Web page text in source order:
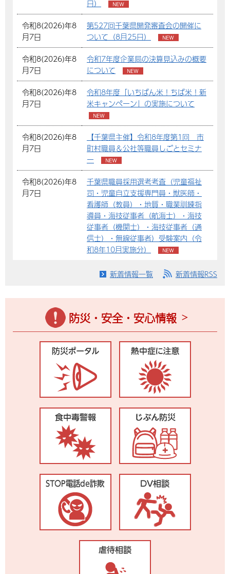
日）
令和8(2026)年8
月7日
第527回千葉県開発審査会の開催に
ついて（8月25日）
令和8(2026)年8
月7日
令和7年度企業局の決算見込みの概要
について
令和8(2026)年8
月7日
令和8年度「いちばん米！ちば米！新
米キャンペーン」の実施について
令和8(2026)年8
月7日
【千葉県主催】令和8年度第1回 市
町村職員＆公社等職員しごとセミナ
ー
令和8(2026)年8
月7日
千葉県職員採用選考考査（児童福祉
司・児童自立支援専門員・獣医師・
看護師（教員）・地質・職業訓練指
導員・海技従事者（航海士）・海技
従事者（機関士）・海技従事者（通
信士）・無線従事者）受験案内（令
和8年10月実施分）
新着情報一覧 新着情報RSS
防災・安全・安心情報